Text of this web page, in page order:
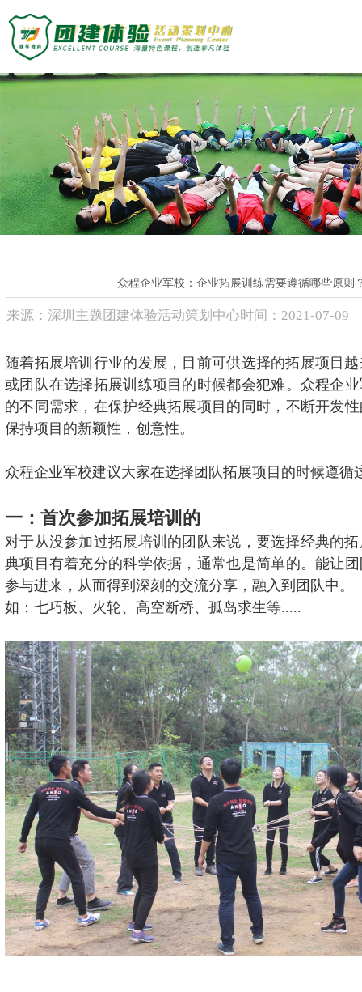
主题团建活动
主题团建系列
户外达人计划
匠人制作系列
音乐释压系列
数字团建系列
文化赋能系列
组织运动系列
定制化方案
团建基地
旅游主题小镇
商务度假景区
文化名胜古迹
案例展示
银行保险证券
服务顾问资询
教培政企机构
关于我们
教练团队
组织架构
联系方式
教练团队
特级培训师-渝生泷
高级培训师-张伟峰
高级培训师-周义军
高级培训师-全鹏举
众程企业军校：企业拓展训练需要遵循哪些原则
来源： 深圳主题团建体验活动策划中心时间： 2021-07-09
随着拓展培训行业的发展，目前可供选择的拓展项目
或团队在选择拓展训练项目的时候都会犯难。众程企
的不同需求，在保护经典拓展项目的同时，不断开发
保持项目的新颖性，创意性。
众程企业军校建议大家在选择团队拓展项目的时候遵循
一：首次参加拓展培训的
对于从没参加过拓展培训的团队来说，要选择经典的
典项目有着充分的科学依据，通常也是简单的。能让
参与进来，从而得到深刻的交流分享，融入到团队中。
如：七巧板、火轮、高空断桥、孤岛求生等.....